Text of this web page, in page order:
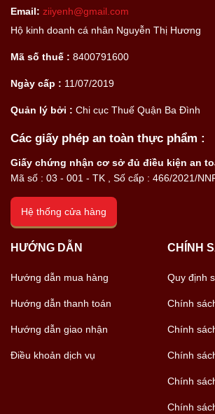
Email: ziiyenh@gmail.com
Hộ kinh doanh cá nhân Nguyễn Thị Hương
Mã số thuế : 8400791600
Ngày cấp : 11/07/2019
Quản lý bởi : Chi cục Thuế Quận Ba Đình
Các giấy phép an toàn thực phẩm :
Giấy chứng nhận cơ sở đủ điều kiện an
Mã số : 03 - 001 - TK , Số cấp : 466/2021/
Hệ thống cửa hàng
HƯỚNG DẪN
Hướng dẫn mua hàng
Hướng dẫn thanh toán
Hướng dẫn giao nhận
Điều khoản dịch vụ
CHÍNH
Quy định
Chính
Chính
Chính
Chính
Chính